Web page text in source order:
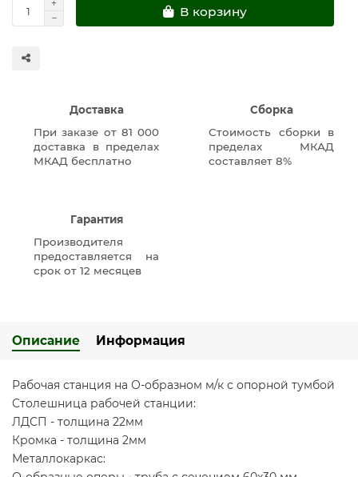
В корзину
Доставка
При заказе от 81 000
доставка в пределах
МКАД бесплатно
Сборка
Стоимость сборки в
пределах МКАД
составляет 8%
Гарантия
Производителя
предоставляется на
срок от 12 месяцев
Описание Информация
Рабочая станция на О-образном м/к с опорной тумбой
Столешница рабочей станции:
ЛДСП - толщина 22мм
Кромка - толщина 2мм
Металлокаркас: